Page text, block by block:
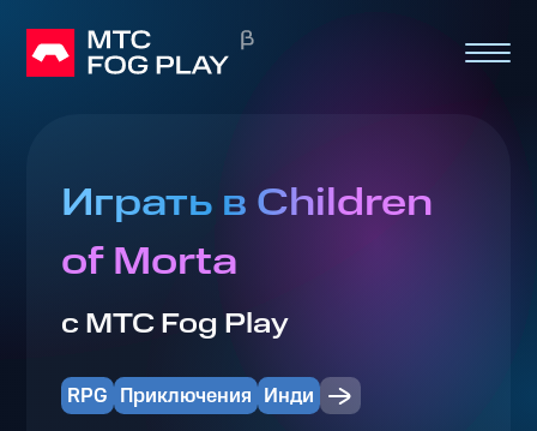
Играть в Children
of Morta
с МТС Fog Play
RPG Приключения Инди